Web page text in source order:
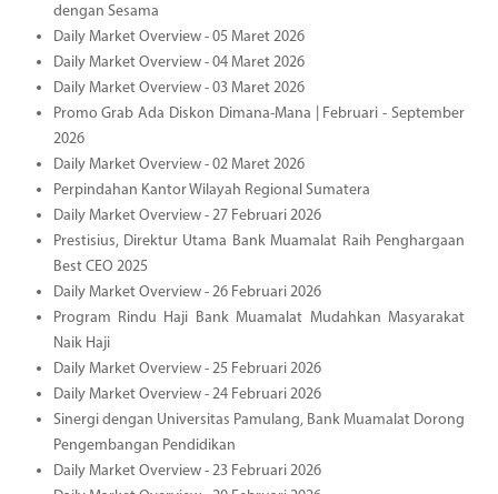
dengan Sesama
Daily Market Overview - 05 Maret 2026
Daily Market Overview - 04 Maret 2026
Daily Market Overview - 03 Maret 2026
Promo Grab Ada Diskon Dimana-Mana | Februari - September
2026
Daily Market Overview - 02 Maret 2026
Perpindahan Kantor Wilayah Regional Sumatera
Daily Market Overview - 27 Februari 2026
Prestisius, Direktur Utama Bank Muamalat Raih Penghargaan
Best CEO 2025
Daily Market Overview - 26 Februari 2026
Program Rindu Haji Bank Muamalat Mudahkan Masyarakat
Naik Haji
Daily Market Overview - 25 Februari 2026
Daily Market Overview - 24 Februari 2026
Sinergi dengan Universitas Pamulang, Bank Muamalat Dorong
Pengembangan Pendidikan
Daily Market Overview - 23 Februari 2026